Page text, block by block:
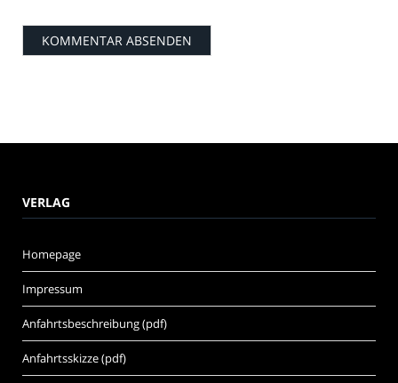
VERLAG
Homepage
Impressum
Anfahrtsbeschreibung (pdf)
Anfahrtsskizze (pdf)